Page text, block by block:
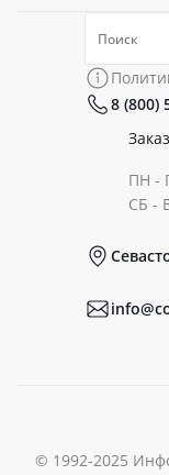
Политика
Коллекции
8 (800)
ПН -
СБ -
© 1992-2025